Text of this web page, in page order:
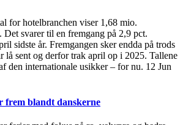
for hotelbranchen viser 1,68 mio.
svarer til en fremgang på 2,9 pct.
sidste år. Fremgangen sker endda på trods
lå sent og derfor trak april op i 2025. Tallene
den internationale usikker – for nu. 12 Jun
frem blandt danskerne